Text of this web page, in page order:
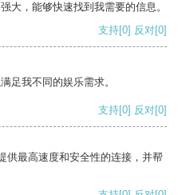
大，能够快速找到我需要的信息。
支持[0] 反对[0]
足我不同的娱乐需求。
支持[0] 反对[0]
供最高速度和安全性的连接，并帮